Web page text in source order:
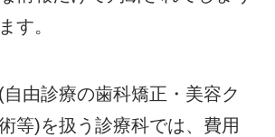
す。
由診療の歯科矯正・美容ク
等)を扱う診療科では、費用